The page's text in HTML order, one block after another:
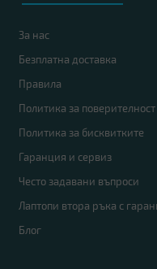
За нас
Безплатна доставка
Правила
Политика за поверителност
Политика за бисквитките
Гаранция и сервиз
Често задавани въпроси
Лаптопи втора ръка с
Блог